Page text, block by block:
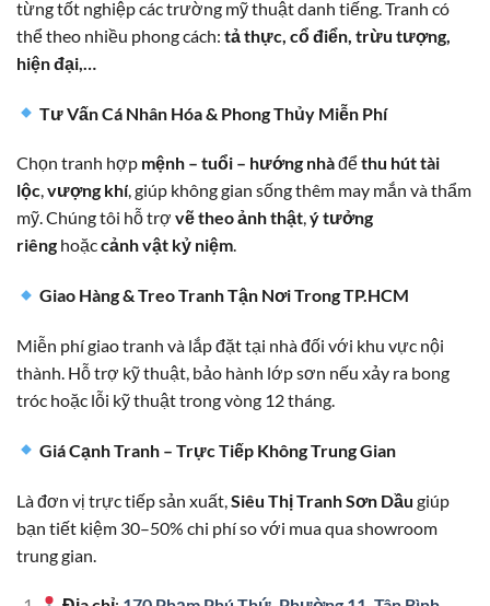
từng tốt nghiệp các trường mỹ thuật danh tiếng. Tranh có
thể theo nhiều phong cách: tả thực, cổ điển, trừu tượng,
hiện đại,…
Tư Vấn Cá Nhân Hóa & Phong Thủy Miễn Phí
Chọn tranh hợp mệnh – tuổi – hướng nhàđểthu hút tài
lộc,vượng khí, giúp không gian sống thêm may mắn và thẩm
mỹ. Chúng tôi hỗ trợ vẽ theo ảnh thật,ý tưởng
riêng hoặccảnh vật kỷ niệm.
Giao Hàng & Treo Tranh Tận Nơi Trong TP.HCM
Miễn phí giao tranh và lắp đặt tại nhà đối với khu vực nội
thành. Hỗ trợ kỹ thuật, bảo hành lớp sơn nếu xảy ra bong
tróc hoặc lỗi kỹ thuật trong vòng 12 tháng.
Giá Cạnh Tranh – Trực Tiếp Không Trung Gian
Là đơn vị trực tiếp sản xuất, Siêu Thị Tranh Sơn Dầu giúp
bạn tiết kiệm 30–50% chi phí so với mua qua showroom
trung gian.